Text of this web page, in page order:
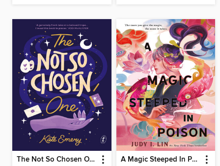
The Not So Chosen One A Magic Steeped In Poison